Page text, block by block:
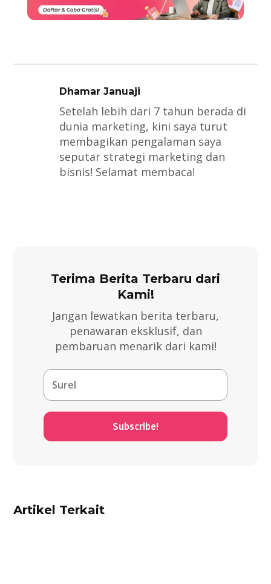
Dhamar Januaji
Setelah lebih dari 7 tahun berada di
dunia marketing, kini saya turut
membagikan pengalaman saya
seputar strategi marketing dan
bisnis! Selamat membaca!
Terima Berita Terbaru dari
Kami!
Jangan lewatkan berita terbaru,
penawaran eksklusif, dan
pembaruan menarik dari kami!
Subscribe!
Artikel Terkait